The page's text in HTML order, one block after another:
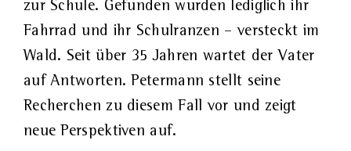
zur Schule. Gefunden wurden lediglich ihr
Fahrrad und ihr Schulranzen – versteckt im
Wald. Seit über 35 Jahren wartet der Vater
auf Antworten. Petermann stellt seine
Recherchen zu diesem Fall vor und zeigt
neue Perspektiven auf.